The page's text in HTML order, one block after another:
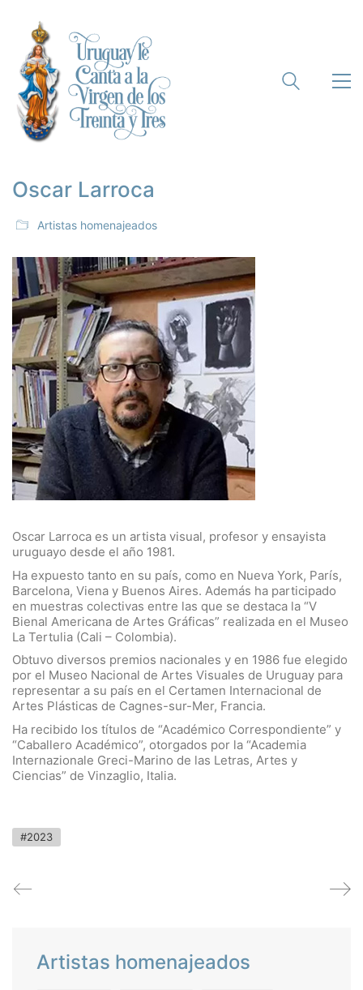
Oscar Larroca
Artistas homenajeados
Oscar Larroca es un artista visual, profesor y ensayista
uruguayo desde el año 1981.
Ha expuesto tanto en su país, como en Nueva York, París,
Barcelona, Viena y Buenos Aires. Además ha participado
en muestras colectivas entre las que se destaca la “V
Bienal Americana de Artes Gráficas” realizada en el Museo
La Tertulia (Cali – Colombia).
Obtuvo diversos premios nacionales y en 1986 fue elegido
por el Museo Nacional de Artes Visuales de Uruguay para
representar a su país en el Certamen Internacional de
Artes Plásticas de Cagnes-sur-Mer, Francia.
Ha recibido los títulos de “Académico Correspondiente” y
“Caballero Académico”, otorgados por la “Academia
Internazionale Greci-Marino de las Letras, Artes y
Ciencias” de Vinzaglio, Italia.
#2023
Artistas homenajeados